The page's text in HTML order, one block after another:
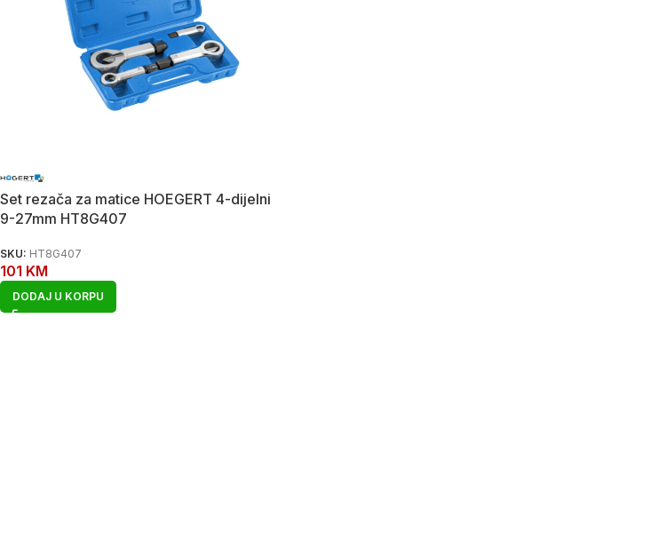
Set rezača za matice HOEGERT 4-dijelni
9-27mm HT8G407
SKU: HT8G407
101 KM
DODAJ U KORPU